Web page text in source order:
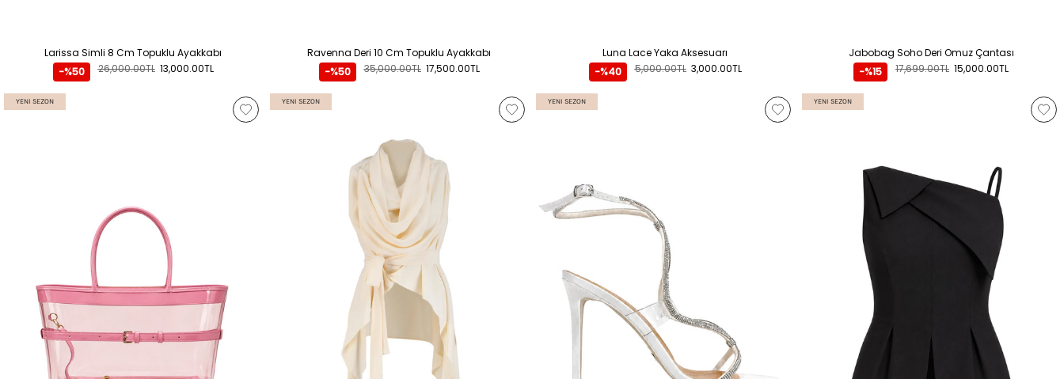
Larissa Simli 8 Cm Topuklu Ayakkabı
13,000.00TL
26,000.00TL
-%50
Ravenna Deri 10 Cm Topuklu Ayakkabı
17,500.00TL
35,000.00TL
-%50
Luna Lace Yaka Aksesuarı
3,000.00TL
5,000.00TL
-%40
Jabobag Soho Deri Omuz Çantası
15,000.00TL
17,699.00TL
-%15
YENI SEZON YENI SEZON YENI SEZON YENI SEZON